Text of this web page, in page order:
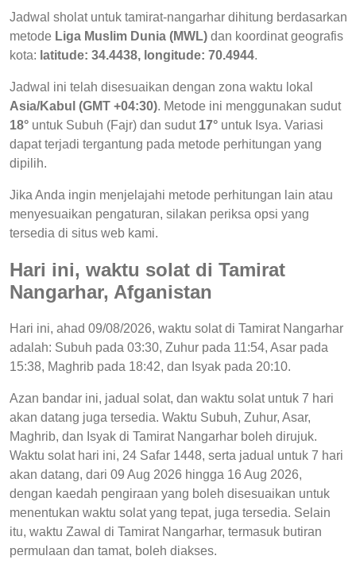
Jadwal sholat untuk tamirat-nangarhar dihitung berdasarkan
metode Liga Muslim Dunia (MWL) dan koordinat geografis
kota: latitude: 34.4438, longitude: 70.4944.
Jadwal ini telah disesuaikan dengan zona waktu lokal
Asia/Kabul (GMT +04:30). Metode ini menggunakan sudut
18° untuk Subuh (Fajr) dan sudut 17° untuk Isya. Variasi
dapat terjadi tergantung pada metode perhitungan yang
dipilih.
Jika Anda ingin menjelajahi metode perhitungan lain atau
menyesuaikan pengaturan, silakan periksa opsi yang
tersedia di situs web kami.
Hari ini, waktu solat di Tamirat
Nangarhar, Afganistan
Hari ini, ahad 09/08/2026, waktu solat di Tamirat Nangarhar
adalah: Subuh pada 03:30, Zuhur pada 11:54, Asar pada
15:38, Maghrib pada 18:42, dan Isyak pada 20:10.
Azan bandar ini, jadual solat, dan waktu solat untuk 7 hari
akan datang juga tersedia. Waktu Subuh, Zuhur, Asar,
Maghrib, dan Isyak di Tamirat Nangarhar boleh dirujuk.
Waktu solat hari ini, 24 Safar 1448, serta jadual untuk 7 hari
akan datang, dari 09 Aug 2026 hingga 16 Aug 2026,
dengan kaedah pengiraan yang boleh disesuaikan untuk
menentukan waktu solat yang tepat, juga tersedia. Selain
itu, waktu Zawal di Tamirat Nangarhar, termasuk butiran
permulaan dan tamat, boleh diakses.